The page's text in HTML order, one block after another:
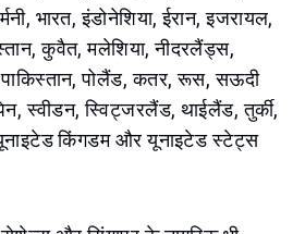
भारत, इंडोनेशिया, ईरान, इजरायल,
कुवैत, मलेशिया, नीदरलैंड्स,
पाकिस्तान, पोलैंड, कतर, रूस, सऊदी
स्वीडन, स्विट्जरलैंड, थाईलैंड, तुर्की,
किंगडम और यूनाइटेड स्टेट्स